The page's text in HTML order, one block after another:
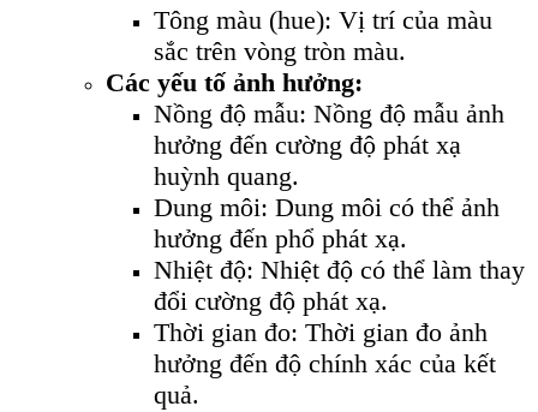
Tông màu (hue): Vị trí của màu
sắc trên vòng tròn màu.
Các yếu tố ảnh hưởng:
Nồng độ mẫu: Nồng độ mẫu ảnh
hưởng đến cường độ phát xạ
huỳnh quang.
Dung môi: Dung môi có thể ảnh
hưởng đến phổ phát xạ.
Nhiệt độ: Nhiệt độ có thể làm thay
đổi cường độ phát xạ.
Thời gian đo: Thời gian đo ảnh
hưởng đến độ chính xác của kết
quả.